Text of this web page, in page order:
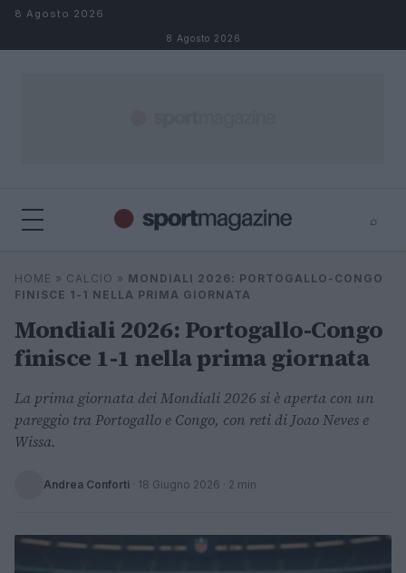
Salta al contenuto
8 Agosto 2026
8 Agosto 2026
⌕
Cerca
⌕ ×
HOME » CALCIO » MONDIALI 2026: PORTOGALLO-CONGO
FINISCE 1-1 NELLA PRIMA GIORNATA
Mondiali 2026: Portogallo-Congo
finisce 1-1 nella prima giornata
La prima giornata dei Mondiali 2026 si è aperta con un
pareggio tra Portogallo e Congo, con reti di Joao Neves e
Wissa.
Andrea Conforti · 18 Giugno 2026 · 2 min